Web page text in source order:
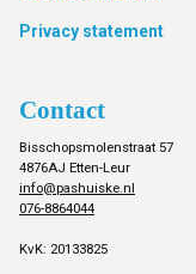
Privacy statement
Contact
Bisschopsmolenstraat 57
4876AJ Etten-Leur
info@pashuiske.nl
076-8864044
KvK: 20133825